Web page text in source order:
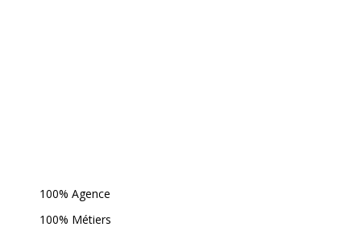
100% Agence
100% Métiers